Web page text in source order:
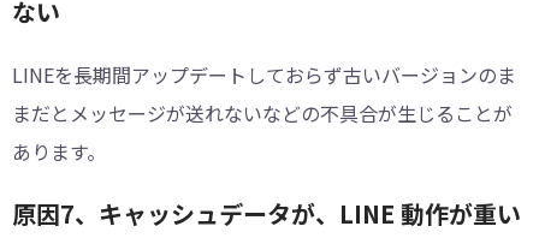
ない
LINEを長期間アップデートしておらず古いバージョンのま
まだとメッセージが送れないなどの不具合が生じることが
あります。
原因7、キャッシュデータが、LINE 動作が重い